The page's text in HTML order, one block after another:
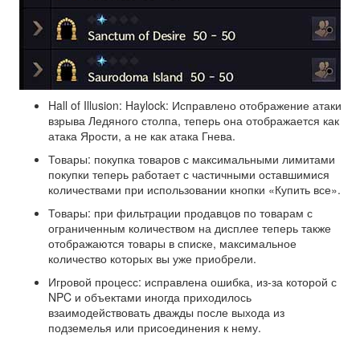
Hall of Illusion: Haylock: Исправлено отображение атаки
взрыва Ледяного столпа, теперь она отображается как
атака Ярости, а не как атака Гнева.
Товары: покупка товаров с максимальными лимитами
покупки теперь работает с частичными оставшимися
количествами при использовании кнопки «Купить все».
Товары: при фильтрации продавцов по товарам с
ограниченным количеством на дисплее теперь также
отображаются товары в списке, максимальное
количество которых вы уже приобрели.
Игровой процесс: исправлена ​​ошибка, из-за которой с
NPC и объектами иногда приходилось
взаимодействовать дважды после выхода из
подземелья или присоединения к нему.